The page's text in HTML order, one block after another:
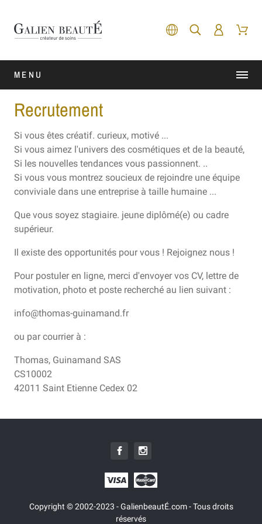
MENU
Recrutement
Si vous êtes créatif. curieux, motivé ...
Si vous aimez l'univers des cosmétiques et de la beauté,
Si les nouvelles tendances vous passionnent. ..
Si vous vous montrez soucieux de rejoindre une équipe
conviviale dans une entreprise à taille humaine ...
Que vous soyez stagiaire. jeune diplômé(e) ou cadre
supérieur.
Il existe des opportunités pour vous ! Rejoignez nous !
Pour postuler en ligne, merci d'envoyer vos CV, lettre de
motivation, photo et poste recherché au lien suivant :
info@thomas-guinamand.fr
ou par courrier à :
Thomas, Guinamand SAS
CS10002
42011 Saint Etienne Cedex 02
Copyright © 2002-2023 - GalienbeautÉ.com - Tous droits
réservés